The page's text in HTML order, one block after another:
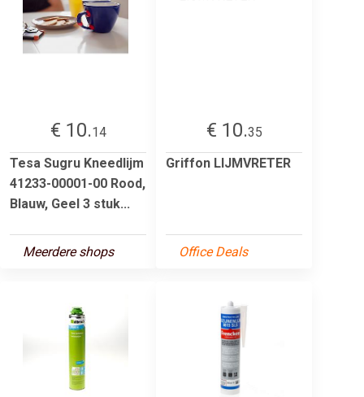
€ 10.14
Tesa Sugru Kneedlijm
41233-00001-00 Rood,
Blauw, Geel 3 stuk...
Meerdere shops
€ 10.35
Griffon LIJMVRETER
Office Deals